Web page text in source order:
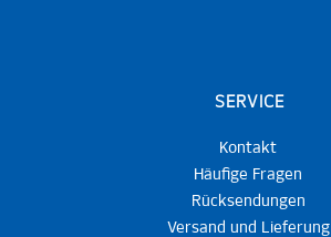
SERVICE
Kontakt
Häufige Fragen
Rücksendungen
Versand und Lieferung